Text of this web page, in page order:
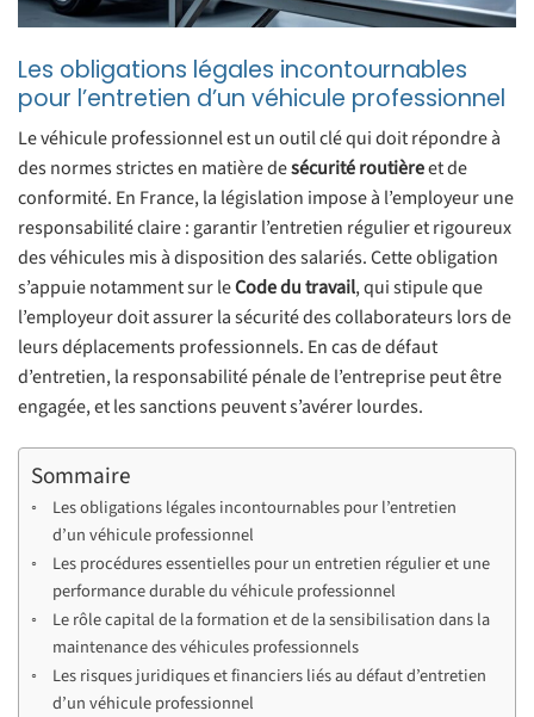
Les obligations légales incontournables
pour l’entretien d’un véhicule professionnel
Le véhicule professionnel est un outil clé qui doit répondre à
des normes strictes en matière desécurité routièreet de
conformité. En France, la législation impose à l’employeur une
responsabilité claire : garantir l’entretien régulier et rigoureux
des véhicules mis à disposition des salariés. Cette obligation
s’appuie notamment sur leCode du travail, qui stipule que
l’employeur doit assurer la sécurité des collaborateurs lors de
leurs déplacements professionnels. En cas de défaut
d’entretien, la responsabilité pénale de l’entreprise peut être
engagée, et les sanctions peuvent s’avérer lourdes.
Sommaire
Les obligations légales incontournables pour l’entretien
d’un véhicule professionnel
Les procédures essentielles pour un entretien régulier et une
performance durable du véhicule professionnel
Le rôle capital de la formation et de la sensibilisation dans la
maintenance des véhicules professionnels
Les risques juridiques et financiers liés au défaut d’entretien
d’un véhicule professionnel